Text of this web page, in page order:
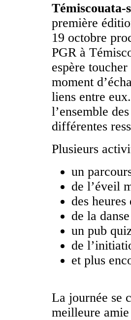
première
19 octobre
PGR à
espère
moment
liens entre
l’ensemble
différentes
Plusieurs
un
de l’éveil
des
de la
un pub
de
et plus
La journée se
meilleure